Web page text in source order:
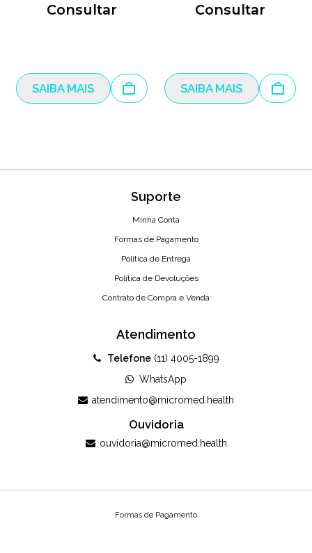
Consultar
SAIBA MAIS
Consultar
SAIBA MAIS
Suporte
Minha Conta
Formas de Pagamento
Política de Entrega
Política de Devoluções
Contrato de Compra e Venda
Atendimento
Telefone(11) 4005-1899
WhatsApp
atendimento@micromed.health
Ouvidoria
ouvidoria@micromed.health
Formas de Pagamento